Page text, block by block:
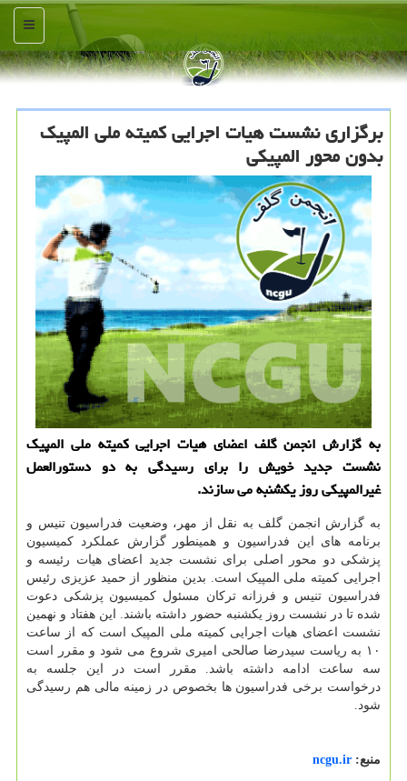
منو
برگزاری نشست هیات اجرایی كمیته ملی المپیك
بدون محور المپیكی
به گزارش انجمن گلف اعضای هیات اجرایی کمیته ملی المپیک
نشست جدید خویش را برای رسیدگی به دو دستورالعمل
غیرالمپیکی روز یکشنبه می سازند.
به گزارش انجمن گلف به نقل از مهر، وضعیت فدراسیون تنیس و
برنامه های این فدراسیون و همینطور گزارش عملکرد کمیسیون
پزشکی دو محور اصلی برای نشست جدید اعضای هیات رئیسه و
اجرایی کمیته ملی المپیک است. بدین منظور از حمید عزیزی رئیس
فدراسیون تنیس و فرزانه ترکان مسئول کمیسیون پزشکی دعوت
شده تا در نشست روز یکشنبه حضور داشته باشند. این هفتاد و نهمین
نشست اعضای هیات اجرایی کمیته ملی المپیک است که از ساعت
۱۰ به ریاست سیدرضا صالحی امیری شروع می شود و مقرر است
سه ساعت ادامه داشته باشد. مقرر است در این جلسه به
درخواست برخی فدراسیون ها بخصوص در زمینه مالی هم رسیدگی
شود.
منبع: ncgu.ir